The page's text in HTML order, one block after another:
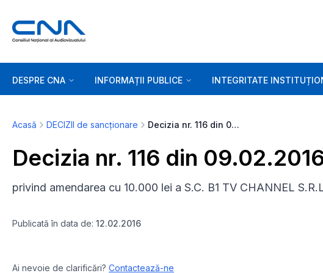
DESPRE CNA INFORMAȚII PUBLICE INTEGRITATE
Acasă DECIZII de sancționare Decizia nr. 116 din 09.02.2016
Decizia nr. 116 din
privind amendarea cu 10.000 lei a S.C. B1 TV CHANNEL
Publicată în data de: 12.02.2016
Ai nevoie de clarificări? Contactează-ne